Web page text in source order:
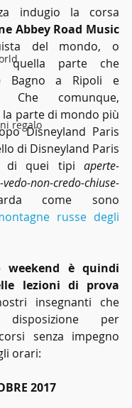
regalo
indugio la corsa
Abbey Road Music
del mondo, o
quella parte che
Bagno a Ripoli e
Che comunque,
parte di mondo più
Disneyland Paris
di Disneyland Paris
di quei tipi aperte-
non-credo-chiuse-
come sono
russe degli
weekend è quindi
lezioni di prova
insegnanti che
per
senza impegno
orari:
2017